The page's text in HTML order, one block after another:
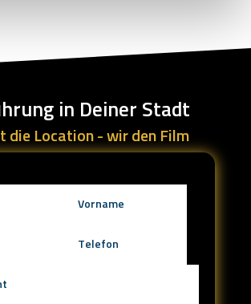
in Deiner Stadt
die Location - wir den Film